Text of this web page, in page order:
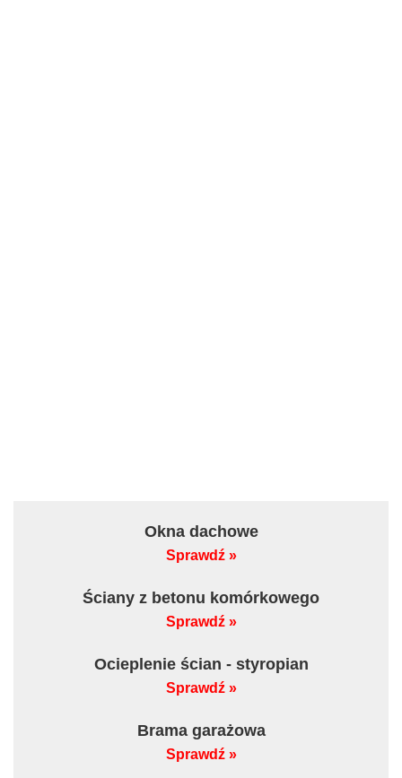
Okna dachowe
Sprawdź »
Ściany z betonu komórkowego
Sprawdź »
Ocieplenie ścian - styropian
Sprawdź »
Brama garażowa
Sprawdź »